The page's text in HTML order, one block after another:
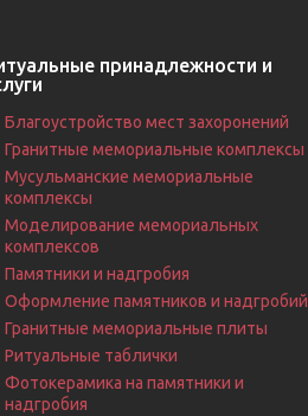
принадлежности и
Благоустройство мест захоронений
Гранитные мемориальные комплексы
Мусульманские мемориальные
комплексы
Моделирование мемориальных
комплексов
Памятники и надгробия
Оформление памятников и надгробий
Гранитные мемориальные плиты
Ритуальные таблички
Фотокерамика на памятники и
надгробия